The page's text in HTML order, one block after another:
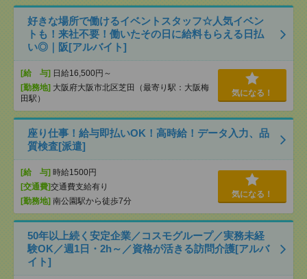
好きな場所で働けるイベントスタッフ☆人気イベン
トも！来社不要！働いたその日に給料もらえる日払
い◎｜阪[アルバイト]
[給 与] 日給16,500円～
[勤務地] 大阪府大阪市北区芝田（最寄り駅：大阪梅
田駅）
気になる！
座り仕事！給与即払いOK！高時給！データ入力、品
質検査[派遣]
[給 与] 時給1500円
[交通費]交通費支給有り
[勤務地] 南公園駅から徒歩7分
気になる！
50年以上続く安定企業／コスモグループ／実務未経
験OK／週1日・2h～／資格が活きる訪問介護[アルバ
イト]